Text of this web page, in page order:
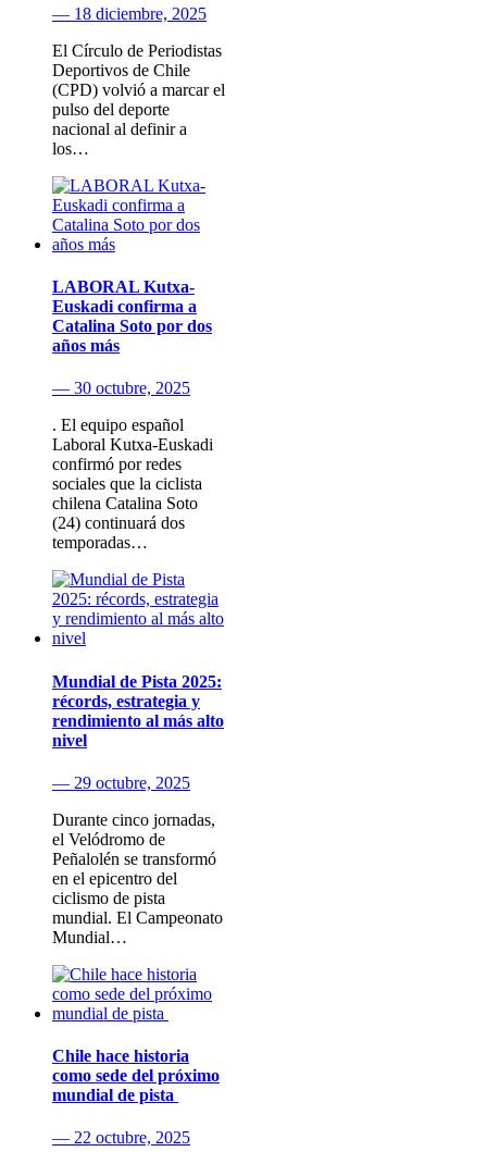
— 18 diciembre, 2025
El Círculo de Periodistas
Deportivos de Chile
(CPD) volvió a marcar el
pulso del deporte
nacional al definir a
los…
LABORAL Kutxa-
Euskadi confirma a
Catalina Soto por dos
años más
— 30 octubre, 2025
. El equipo español
Laboral Kutxa-Euskadi
confirmó por redes
sociales que la ciclista
chilena Catalina Soto
(24) continuará dos
temporadas…
Mundial de Pista 2025:
récords, estrategia y
rendimiento al más alto
nivel
— 29 octubre, 2025
Durante cinco jornadas,
el Velódromo de
Peñalolén se transformó
en el epicentro del
ciclismo de pista
mundial. El Campeonato
Mundial…
Chile hace historia
como sede del próximo
mundial de pista
— 22 octubre, 2025